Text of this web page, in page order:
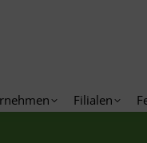
Filialen